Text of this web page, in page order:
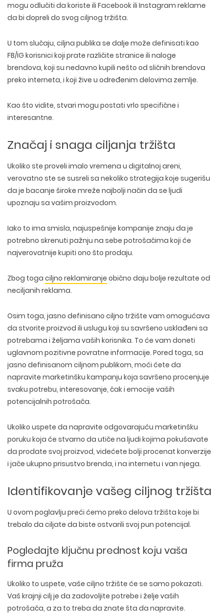
mogu odlučiti da koriste ili Facebook ili Instagram reklame
da bi dopreli do svog ciljnog tržišta.
U tom slučaju, ciljna publika se dalje može definisati kao
FB/IG korisnici koji prate različite stranice ili naloge
brendova, koji su nedavno kupili nešto od sličnih brendova
preko interneta, i koji žive u određenim delovima zemlje.
Kao što vidite, stvari mogu postati vrlo specifične i
interesantne.
Značaj i snaga ciljanja tržišta
Ukoliko ste proveli imalo vremena u digitalnoj areni,
verovatno ste se susreli sa nekoliko strategija koje sugerišu
da je bacanje široke mreže najbolji način da se ljudi
upoznaju sa vašim proizvodom.
Iako to ima smisla, najuspešnije kompanije znaju da je
potrebno skrenuti pažnju na sebe potrošačima koji će
najverovatnije kupiti ono što prodaju.
Zbog toga ciljno reklamiranje obično daju bolje rezultate od
neciljanih reklama.
Osim toga, jasno definisano ciljno tržište vam omogućava
da stvorite proizvod ili uslugu koji su savršeno usklađeni sa
potrebama i željama vaših korisnika. To će vam doneti
uglavnom pozitivne povratne informacije. Pored toga, sa
jasno definisanom ciljnom publikom, moći ćete da
napravite marketinšku kampanju koja savršeno procenjuje
svaku potrebu, interesovanje, čak i emocije vaših
potencijalnih potrošača.
Ukoliko uspete da napravite odgovarajuću marketinšku
poruku koja će stvarno da utiče na ljudi kojima pokušavate
da prodate svoj proizvod, videćete bolji procenat konverzije
i jače ukupno prisustvo brenda, i na internetu i van njega.
Identifikovanje vašeg ciljnog tržišta
U ovom poglavlju preći ćemo preko delova tržišta koje bi
trebalo da ciljate da biste ostvarili svoj pun potencijal.
Pogledajte ključnu prednost koju vaša
firma pruža
Ukoliko to uspete, vaše ciljno tržište će se samo pokazati.
Vaš krajnji cilj je da zadovoljite potrebe i želje vaših
potrošača, a za to treba da znate šta da napravite.